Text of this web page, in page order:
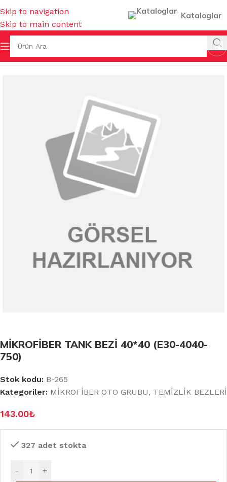
Skip to navigation
Skip to main content
Kataloglar
Ana Sayfa MİKROFİBER OTO GRUBU
MİKROFİBER TANK BEZİ 40*40 (E30-4040-
750)
Stok kodu: B-265
Kategoriler: MİKROFİBER OTO GRUBU, TEMİZLİK BEZLERİ
143.00₺
327 adet stokta
- +